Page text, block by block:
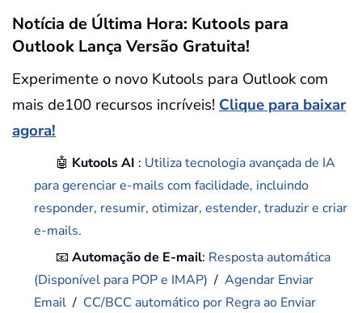
Notícia de Última Hora: Kutools para
Outlook Lança Versão Gratuita!
Experimente o novo Kutools para Outlook com
mais de100 recursos incríveis! Clique para baixar
agora!
🤖 Kutools AI : Utiliza tecnologia avançada de IA
para gerenciar e-mails com facilidade, incluindo
responder, resumir, otimizar, estender, traduzir e criar
e-mails.
📧Automação de E-mail: Resposta automática
(Disponível para POP e IMAP) /Agendar Enviar
Email / CC/BCC automático por Regra ao Enviar